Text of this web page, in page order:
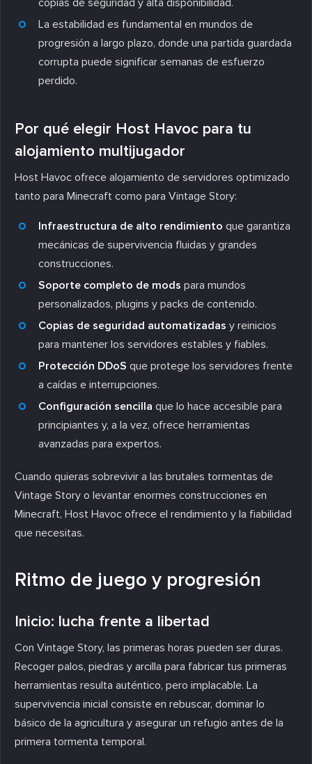
La estabilidad es fundamental en mundos de
progresión a largo plazo, donde una partida guardada
corrupta puede significar semanas de esfuerzo
perdido.
Por qué elegir Host Havoc para tu
alojamiento multijugador
Host Havoc ofrece alojamiento de servidores optimizado
tanto para Minecraft como para Vintage Story:
Infraestructura de alto rendimiento que garantiza
mecánicas de supervivencia fluidas y grandes
construcciones.
Soporte completo de mods para mundos
personalizados, plugins y packs de contenido.
Copias de seguridad automatizadas y reinicios
para mantener los servidores estables y fiables.
Protección DDoS que protege los servidores frente
a caídas e interrupciones.
Configuración sencilla que lo hace accesible para
principiantes y, a la vez, ofrece herramientas
avanzadas para expertos.
Cuando quieras sobrevivir a las brutales tormentas de
Vintage Story o levantar enormes construcciones en
Minecraft, Host Havoc ofrece el rendimiento y la fiabilidad
que necesitas.
Ritmo de juego y progresión
Inicio: lucha frente a libertad
Con Vintage Story, las primeras horas pueden ser duras.
Recoger palos, piedras y arcilla para fabricar tus primeras
herramientas resulta auténtico, pero implacable. La
supervivencia inicial consiste en rebuscar, dominar lo
básico de la agricultura y asegurar un refugio antes de la
primera tormenta temporal.